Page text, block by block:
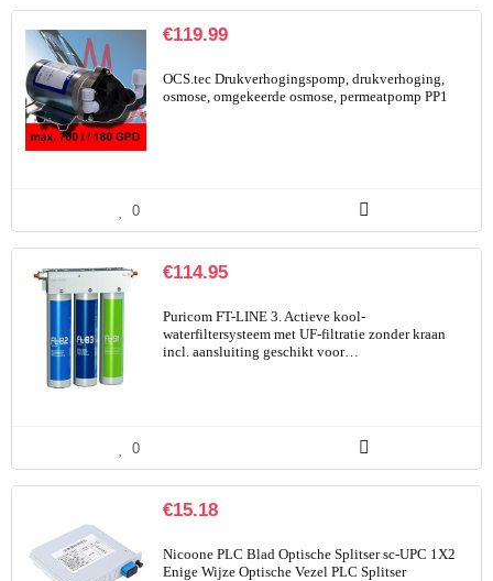
€119.99
OCS.tec Drukverhogingspomp, drukverhoging,
osmose, omgekeerde osmose, permeatpomp PP1
0
€114.95
Puricom FT-LINE 3. Actieve kool-
waterfiltersysteem met UF-filtratie zonder kraan
incl. aansluiting geschikt voor…
0
€15.18
Nicoone PLC Blad Optische Splitser sc-UPC 1X2
Enige Wijze Optische Vezel PLC Splitser